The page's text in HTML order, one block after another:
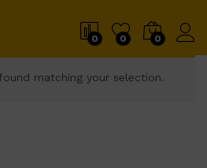
0 0 0
matching your selection.